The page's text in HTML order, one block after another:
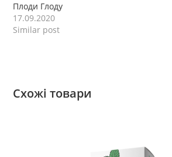
Плоди Глоду
17.09.2020
Similar post
Схожі товари